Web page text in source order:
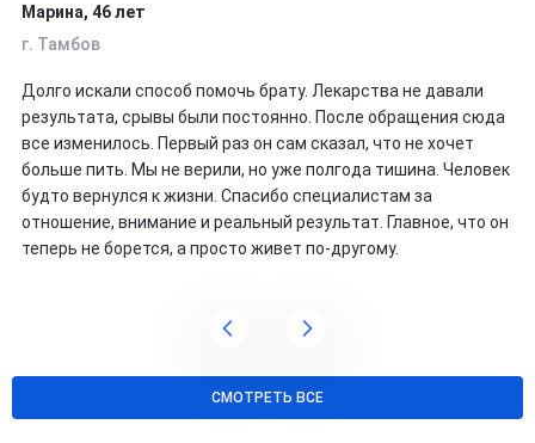
Марина, 46 лет
г. Тамбов
Долго искали способ помочь брату. Лекарства не давали
результата, срывы были постоянно. После обращения сюда
все изменилось. Первый раз он сам сказал, что не хочет
больше пить. Мы не верили, но уже полгода тишина. Человек
будто вернулся к жизни. Спасибо специалистам за
отношение, внимание и реальный результат. Главное, что он
теперь не борется, а просто живет по-другому.
СМОТРЕТЬ ВСЕ